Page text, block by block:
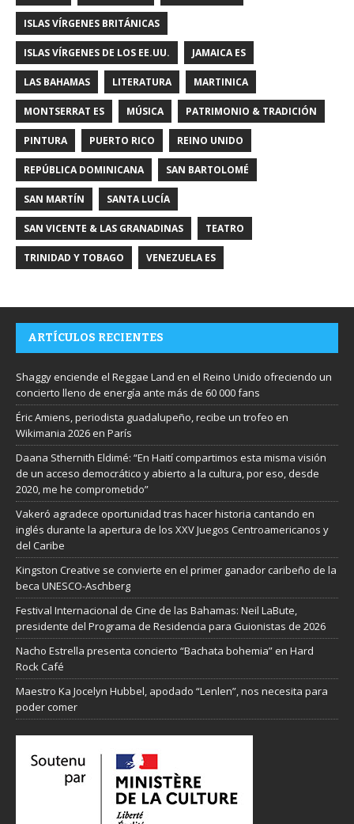
ISLAS VÍRGENES BRITÁNICAS
ISLAS VÍRGENES DE LOS EE.UU. JAMAICA ES
LAS BAHAMAS LITERATURA MARTINICA
MONTSERRAT ES MÚSICA PATRIMONIO & TRADICIÓN
PINTURA PUERTO RICO REINO UNIDO
REPÚBLICA DOMINICANA SAN BARTOLOMÉ
SAN MARTÍN SANTA LUCÍA
SAN VICENTE & LAS GRANADINAS TEATRO
TRINIDAD Y TOBAGO VENEZUELA ES
ARTÍCULOS RECIENTES
Shaggy enciende el Reggae Land en el Reino Unido ofreciendo un
concierto lleno de energía ante más de 60 000 fans
Éric Amiens, periodista guadalupeño, recibe un trofeo en
Wikimania 2026 en París
Daana Sthernith Eldimé: “En Haití compartimos esta misma visión
de un acceso democrático y abierto a la cultura, por eso, desde
2020, me he comprometido”
Vakeró agradece oportunidad tras hacer historia cantando en
inglés durante la apertura de los XXV Juegos Centroamericanos y
del Caribe
Kingston Creative se convierte en el primer ganador caribeño de la
beca UNESCO-Aschberg
Festival Internacional de Cine de las Bahamas: Neil LaBute,
presidente del Programa de Residencia para Guionistas de 2026
Nacho Estrella presenta concierto “Bachata bohemia” en Hard
Rock Café
Maestro Ka Jocelyn Hubbel, apodado “Lenlen”, nos necesita para
poder comer